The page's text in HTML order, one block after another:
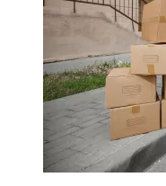
Megbízható céget
Remek helyen jár,
Tehertaxi 0-24ben.
segítünk
Tehertaxi 0-24
Megbízható céget
Remek helyen jár,
Tehertaxi 0-24ben.
segítünk